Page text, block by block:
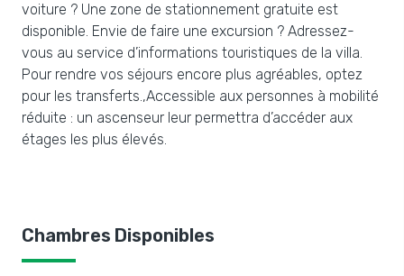
voiture ? Une zone de stationnement gratuite est
disponible. Envie de faire une excursion ? Adressez-
vous au service d’informations touristiques de la villa.
Pour rendre vos séjours encore plus agréables, optez
pour les transferts.,Accessible aux personnes à mobilité
réduite : un ascenseur leur permettra d’accéder aux
étages les plus élevés.
Chambres Disponibles